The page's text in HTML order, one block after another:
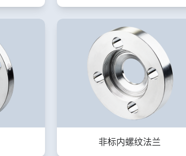
非标内螺纹法兰